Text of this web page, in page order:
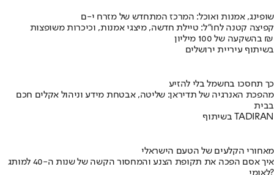
שופינג, אמנות ואוכל: המרכז המתחדש של מזרח י-ם
קפיצה קטנה לחו"ל: טיילת חדשה, מיצגי אמנות, וכיכרות משופצות
בהשקעה של 100 מיליון ₪
בשיתוף עיריית ירושלים
כך תחסכו בחשמל בלי להזיע
מהפכת האנרגיה של תדיראן: שליטה, אבטחת מידע וניהול אקלים חכם
בבית
בשיתוף TADIRAN
מאחורי הקלעים של הטעם הישראלי
איך אסם הפכה את תקופת הצנע והמחסור הקשה של שנות ה-40 למותג